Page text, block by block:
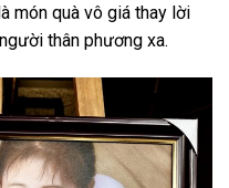
món quà vô giá thay lời
thân phương xa.